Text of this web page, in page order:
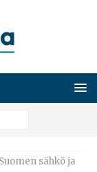
sähkö ja